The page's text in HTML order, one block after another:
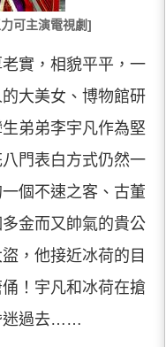
可主演電視劇]
實，相貌平平，一
大美女、博物館研
弟弟李宇凡作為堅
門表白方式仍然一
個不速之客、古董
金而又帥氣的貴公
，他接近冰荷的目
！宇凡和冰荷在搶
迷過去……